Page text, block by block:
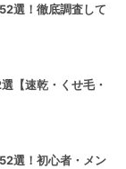
選！徹底調査して
【速乾・くせ毛・
選！初心者・メン